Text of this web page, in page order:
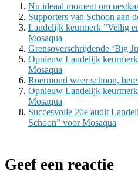
Nu ideaal moment om
Supporters van Schoon aan
Landelijk keurmerk ”Veilig
Mosaqua
Grensoverschrijdende ‘Big
Opnieuw Landelijk
Mosaqua
Roermond weer schoon,
Opnieuw Landelijk
Mosaqua
Succesvolle 20e audit
Schoon” voor Mosaqua
Geef een reactie